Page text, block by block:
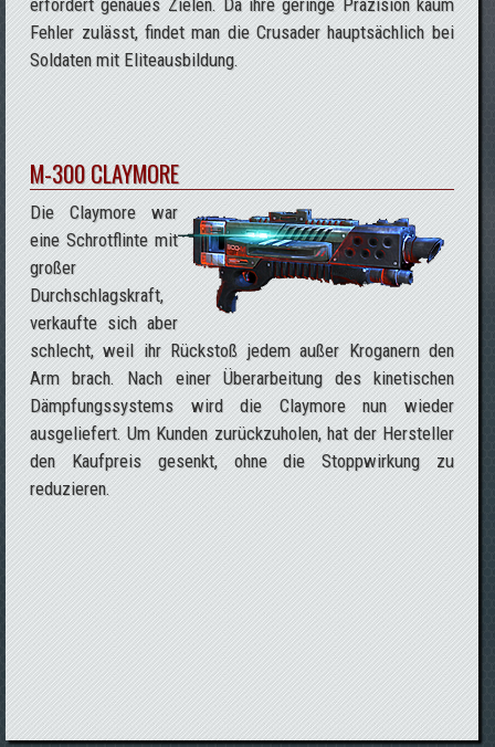
Fehler zulässt, findet man die Crusader hauptsächlich bei
Soldaten mit Eliteausbildung.
M-300 CLAYMORE
Die Claymore war
eine Schrotflinte mit
großer
Durchschlagskraft,
verkaufte sich aber
schlecht, weil ihr Rückstoß jedem außer Kroganern den
Arm brach. Nach einer Überarbeitung des kinetischen
Dämpfungssystems wird die Claymore nun wieder
ausgeliefert. Um Kunden zurückzuholen, hat der Hersteller
den Kaufpreis gesenkt, ohne die Stoppwirkung zu
reduzieren.